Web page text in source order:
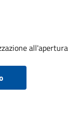
all'apertura